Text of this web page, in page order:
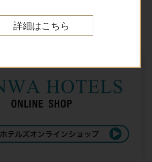
Online shop
オンラインショップ
詳細はこちら